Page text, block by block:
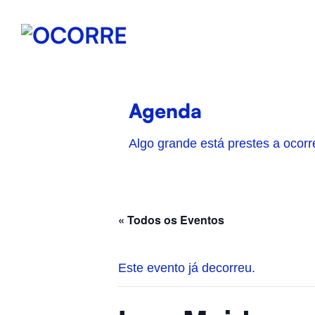
content
Agenda
Algo grande está prestes a
« Todos os Eventos
Este evento já decorreu.